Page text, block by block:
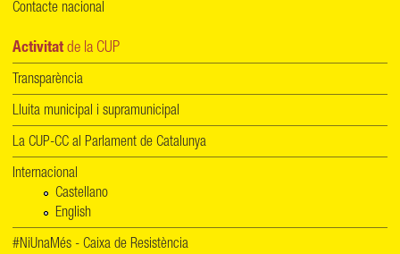
Contacte nacional
Activitat de la CUP
Transparència
Lluita municipal i supramunicipal
La CUP-CC al Parlament de Catalunya
Internacional
Castellano
English
#NiUnaMés - Caixa de Resistència